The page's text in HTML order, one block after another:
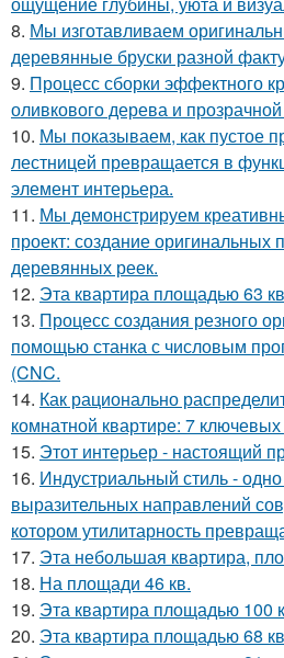
8. Мы изготавливаем
деревянные бруски разной
9. Процесс сборки эффектного
оливкового дерева и
10. Мы показываем, как пустое
лестницей превращается в
элемент интерьера.
11. Мы демонстрируем
проект: создание оригинальных
деревянных реек.
12. Эта квартира площадью 63
13. Процесс создания резного
помощью станка с числовым
(CNC.
14. Как рационально
комнатной квартире: 7
15. Этот интерьер - настоящий
16. Индустриальный стиль -
выразительных направлений
котором утилитарность
17. Эта небольшая квартира,
18. На площади 46 кв.
19. Эта квартира площадью 100
20. Эта квартира площадью 68